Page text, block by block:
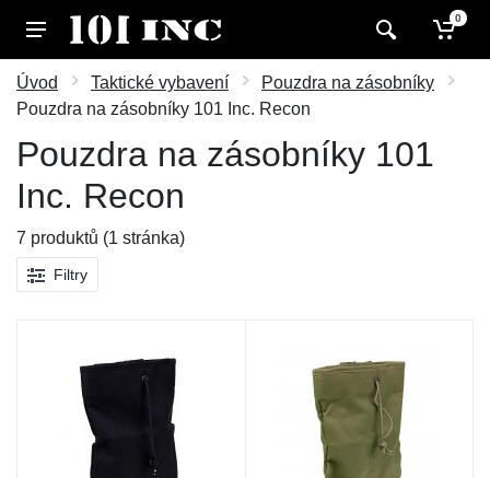
0
Úvod Taktické vybavení
Pouzdra na zásobníky
Pouzdra na zásobníky 101 Inc. Recon
Pouzdra na zásobníky 101
Inc. Recon
7 produktů (1 stránka)
Filtry